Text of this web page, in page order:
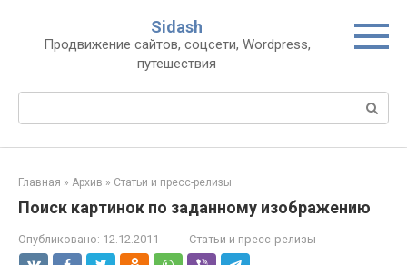
контенту
Sidash
Продвижение сайтов, соцсети, Wordpress,
путешествия
Главная » Архив » Статьи и пресс-релизы
Поиск картинок по заданному изображению
Опубликовано: 12.12.2011 Статьи и пресс-релизы